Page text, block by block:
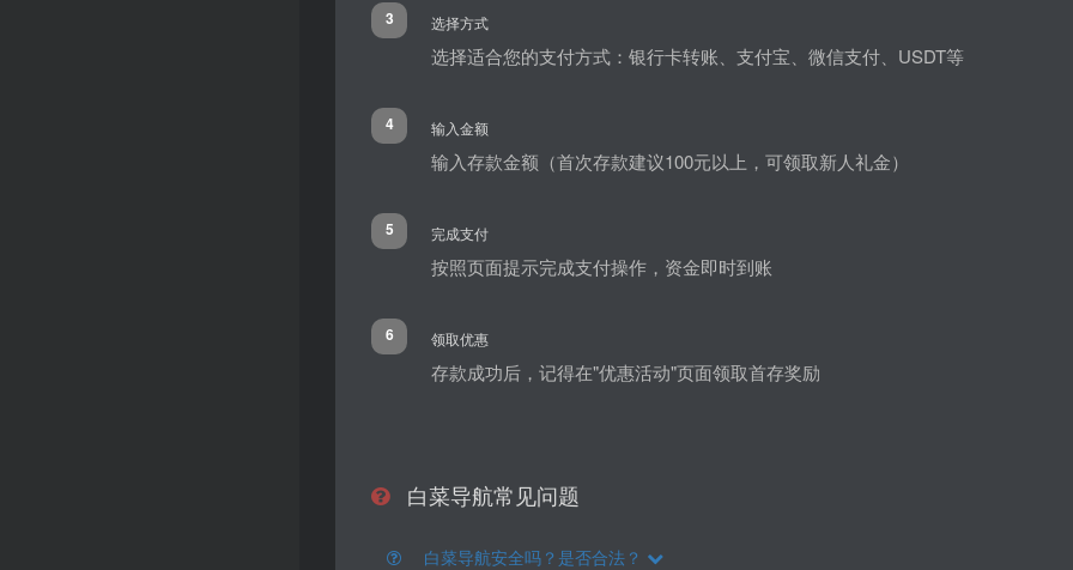
3 选择方式
选择适合您的支付方式：银行卡转账、支付宝、微信支付、USDT等
4 输入金额
输入存款金额（首次存款建议100元以上，可领取新人礼金）
5 完成支付
按照页面提示完成支付操作，资金即时到账
6 领取优惠
存款成功后，记得在"优惠活动"页面领取首存奖励
白菜导航常见问题
白菜导航安全吗？是否合法？